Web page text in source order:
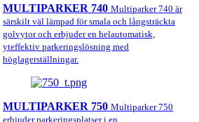
MULTIPARKER 740 Multiparker 740 är
särskilt väl lämpad för smala och långsträckta
golvytor och erbjuder en helautomatisk,
yteffektiv parkeringslösning med
höglagerställningar.
MULTIPARKER 750 Multiparker 750
erbjuder parkeringsplatser i en